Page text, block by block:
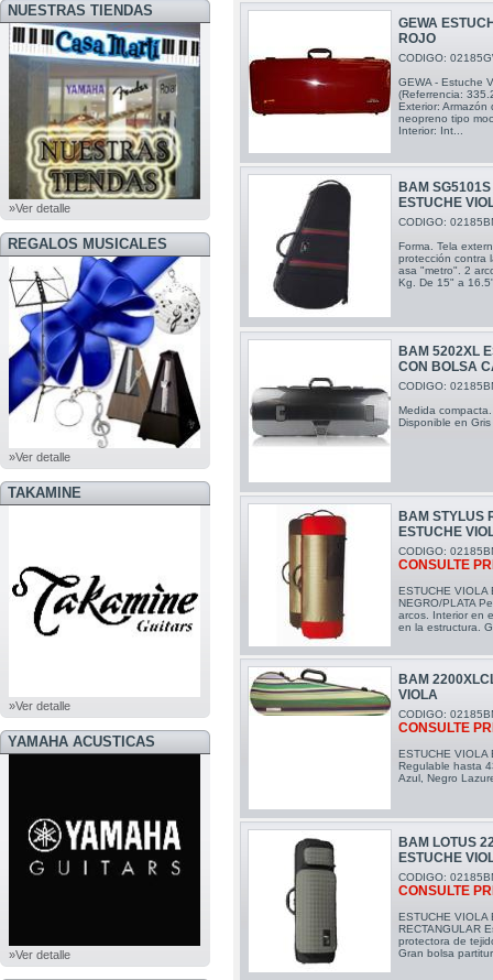
NUESTRAS TIENDAS
»Ver detalle
REGALOS MUSICALES
»Ver detalle
TAKAMINE
»Ver detalle
YAMAHA ACUSTICAS
»Ver detalle
GEWA
ROJO
CODIGO:
GEWA - Estuche
(Referrencia:
Exterior:
neopreno tipo
Interior: Int...
BAM
ESTUCHE
CODIGO:
Forma. Tela
protección contra
asa "metro". 2
Kg. De 15" a
BAM 5202XL
CON BOLSA
CODIGO:
Medida
Disponible en
BAM STYLUS
ESTUCHE
CODIGO:
CONSULTE
ESTUCHE VIOLA
NEGRO/PLATA
arcos. Interior en
en la estructura.
BAM
VIOLA
CODIGO:
CONSULTE
ESTUCHE
Regulable hasta
Azul, Negro
BAM LOTUS
ESTUCHE
CODIGO:
CONSULTE
ESTUCHE VIOLA
RECTANGULAR
protectora de
Gran bolsa